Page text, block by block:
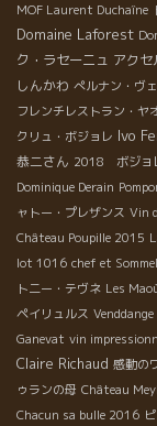
MOF Laurent Duchaîne
Domaine Laforest
ク・ラセーニュ アクセ
しんかわ ぺルナン・ヴ
フレンチレストラン・ヤ
クリュ・ボジョレ Ivo
恭二さん 2018 ボジョ
Dominique Derain
ャトー・プレザンス Vin
Château Poupille 2015
lot 1016 chef et
ト二ー・テヴネ Les
ペイリュルス
Ganevat vin
Claire Richaud 感動の
ゥランの母 Château
Chacun sa bulle 2016